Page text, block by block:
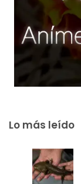
Lo más leído